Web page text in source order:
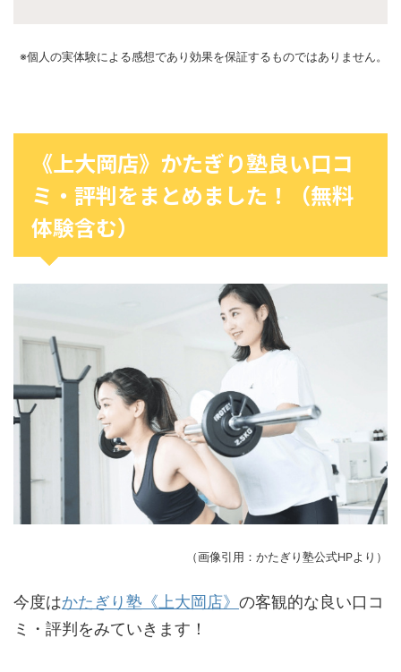
※個人の実体験による感想であり効果を保証するものではありません。
《上大岡店》かたぎり塾良い口コ
ミ・評判をまとめました！（無料
体験含む）
（画像引用：かたぎり塾公式HPより）
今度はかたぎり塾《上大岡店》 の客観的な良い口コ
ミ・評判をみていきます！